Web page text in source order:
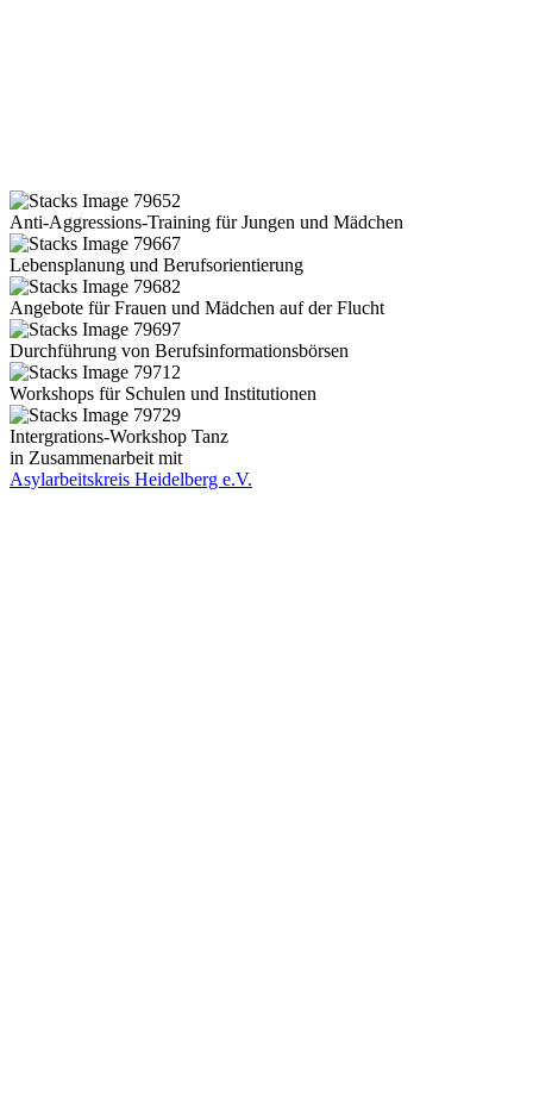
Anti-Aggressions-Training für Jungen und Mädchen
Lebensplanung und Berufsorientierung
Angebote für Frauen und Mädchen auf der Flucht
Durchführung von Berufsinformationsbörsen
Workshops für Schulen und Institutionen
Intergrations-Workshop Tanz
in Zusammenarbeit mit
Asylarbeitskreis Heidelberg e.V.